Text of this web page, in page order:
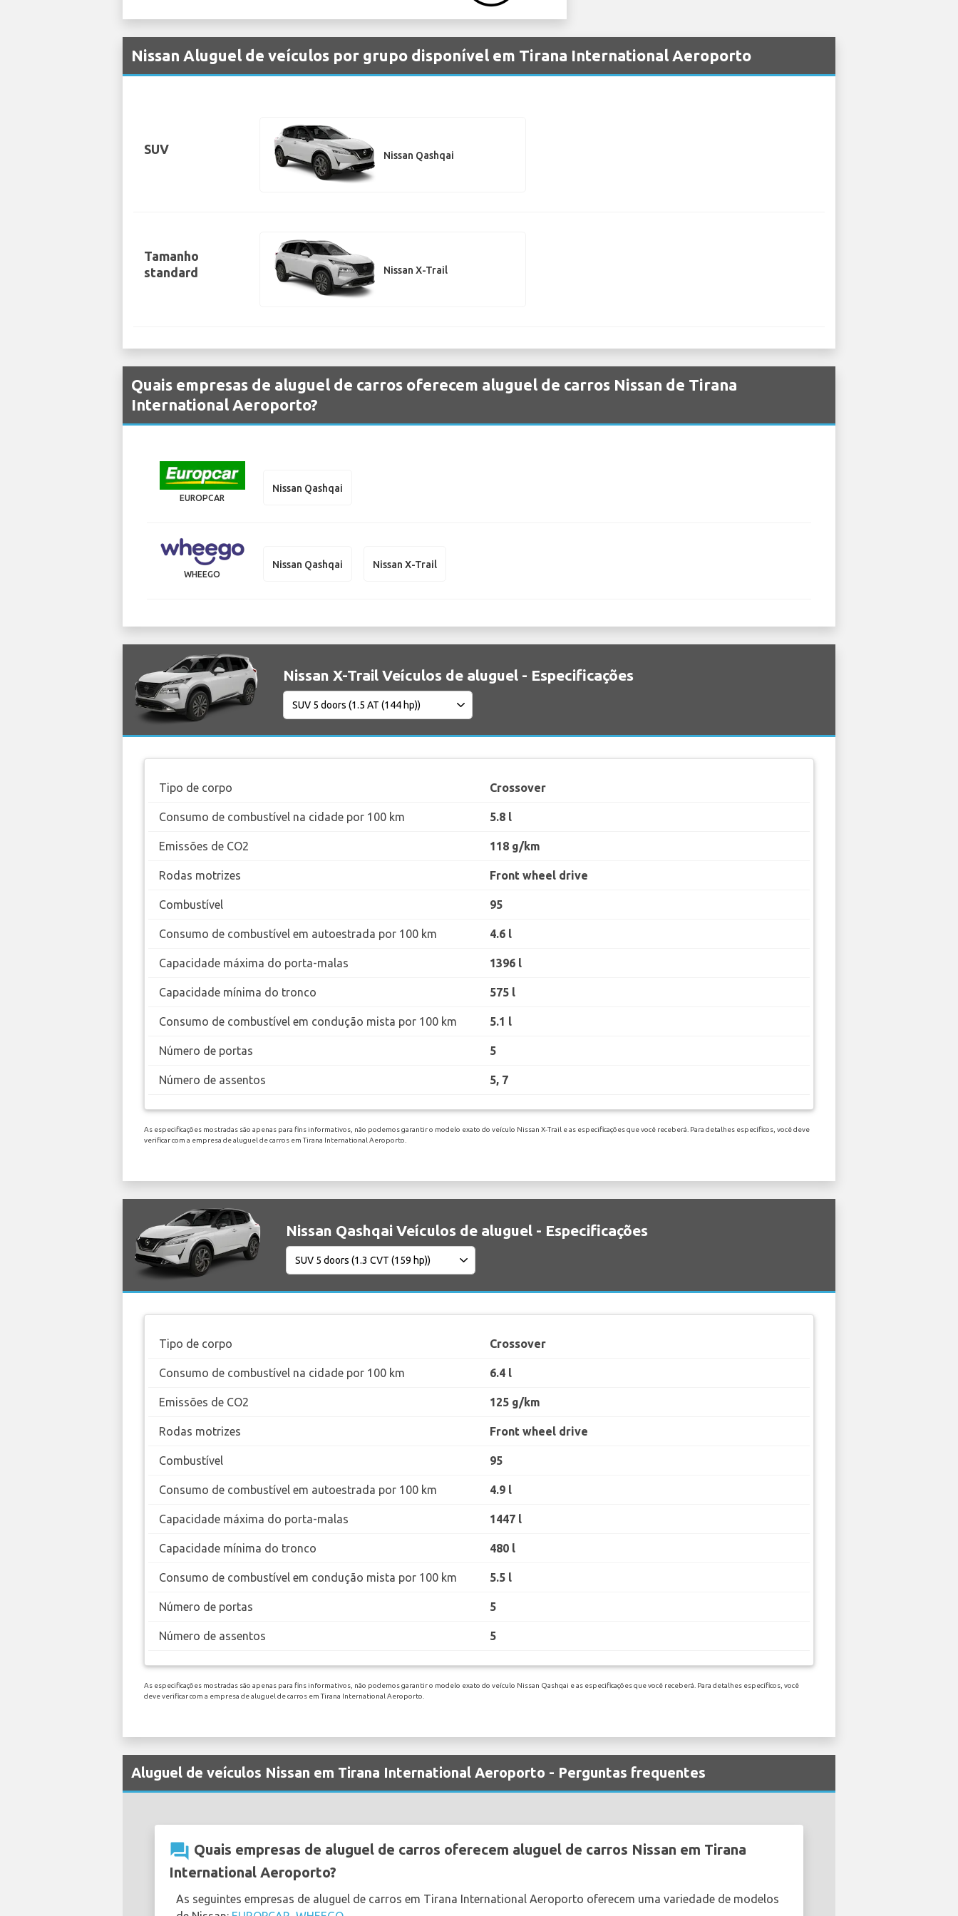
Nissan Aluguel de veículos por grupo disponível em Tirana International Aeroporto
SUV Nissan Qashqai
Tamanho
standard
Nissan X-Trail
Quais empresas de aluguel de carros oferecem aluguel de carros Nissan de Tirana
International Aeroporto?
EUROPCAR
Nissan Qashqai
WHEEGO
Nissan Qashqai Nissan X-Trail
Nissan X-Trail Veículos de aluguel - Especificações
Tipo de corpo Crossover
Consumo de combustível na cidade por 100 km 5.8 l
Emissões de CO2 118 g/km
Rodas motrizes Front wheel drive
Combustível 95
Consumo de combustível em autoestrada por 100 km 4.6 l
Capacidade máxima do porta-malas 1396 l
Capacidade mínima do tronco 575 l
Consumo de combustível em condução mista por 100 km 5.1 l
Número de portas 5
Número de assentos 5, 7
As especificações mostradas são apenas para fins informativos, não podemos garantir o modelo exato do veículo Nissan X-Trail e as especificações que você receberá. Para detalhes específicos, você deve
verificar com a empresa de aluguel de carros em Tirana International Aeroporto.
Nissan Qashqai Veículos de aluguel - Especificações
Tipo de corpo Crossover
Consumo de combustível na cidade por 100 km 6.4 l
Emissões de CO2 125 g/km
Rodas motrizes Front wheel drive
Combustível 95
Consumo de combustível em autoestrada por 100 km 4.9 l
Capacidade máxima do porta-malas 1447 l
Capacidade mínima do tronco 480 l
Consumo de combustível em condução mista por 100 km 5.5 l
Número de portas 5
Número de assentos 5
As especificações mostradas são apenas para fins informativos, não podemos garantir o modelo exato do veículo Nissan Qashqai e as especificações que você receberá. Para detalhes específicos, você
deve verificar com a empresa de aluguel de carros em Tirana International Aeroporto.
Aluguel de veículos Nissan em Tirana International Aeroporto - Perguntas frequentes
question_answer Quais empresas de aluguel de carros oferecem aluguel de carros Nissan em Tirana
International Aeroporto?
As seguintes empresas de aluguel de carros em Tirana International Aeroporto oferecem uma variedade de modelos